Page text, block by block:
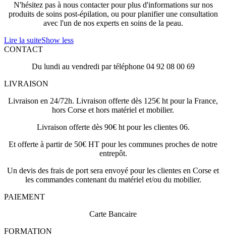
N'hésitez pas à nous contacter pour plus d'informations sur nos
produits de soins post-épilation, ou pour planifier une consultation
avec l'un de nos experts en soins de la peau.
Lire la suiteShow less
CONTACT
Du lundi au vendredi par téléphone 04 92 08 00 69
LIVRAISON
Livraison en 24/72h. Livraison offerte dès 125€ ht pour la France,
hors Corse et hors matériel et mobilier.
Livraison offerte dès 90€ ht pour les clientes 06.
Et offerte à partir de 50€ HT pour les communes proches de notre
entrepôt.
Un devis des frais de port sera envoyé pour les clientes en Corse et
les commandes contenant du matériel et/ou du mobilier.
PAIEMENT
Carte Bancaire
FORMATION